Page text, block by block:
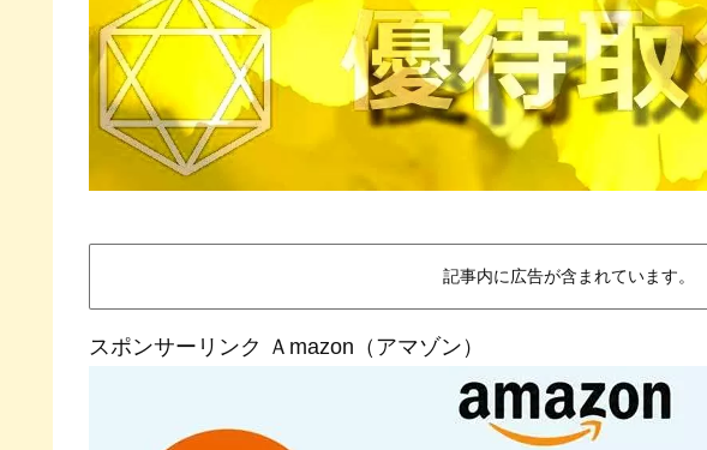
記事内に広告が含まれています。
スポンサーリンク Ａmazon（アマゾン）